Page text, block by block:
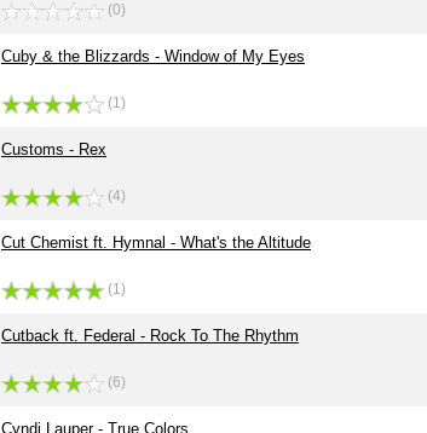
(0)
Cuby & the Blizzards - Window of My Eyes
(1)
Customs - Rex
(4)
Cut Chemist ft. Hymnal - What's the Altitude
(1)
Cutback ft. Federal - Rock To The Rhythm
(6)
Cyndi Lauper - True Colors